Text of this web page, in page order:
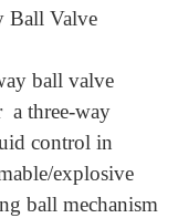
Ball Valve
ball valve
a three-way
control in
explosive
ball mechanism